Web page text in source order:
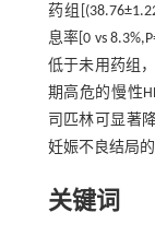
药组
息率[0 vs
低于未用药组
期高危的慢性
司匹林可显著
妊娠不良结局的
关键词